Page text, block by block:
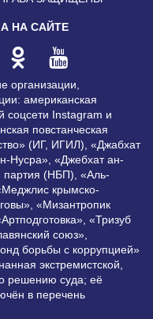
НА САЙТЕ
организации,
американская
Instagram и
повстанческая
(ИГ, ИГИЛ), «Джабхат
Нусра», «Джебхат ан-
партия (НБП), «Аль-
крымско-
«Мизантропик
«Тризуб
союз»,
борьбы с коррупцией»
экстремистской,
решению суда; её
в перечень